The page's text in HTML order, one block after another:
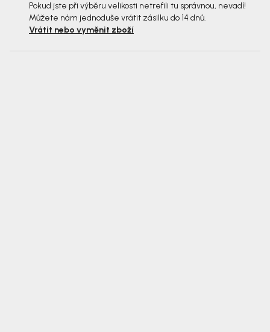
Pokud jste při výběru velikosti netrefili tu správnou, nevadí!
Můžete nám jednoduše vrátit zásilku do 14 dnů.
Vrátit nebo vyměnit zboží